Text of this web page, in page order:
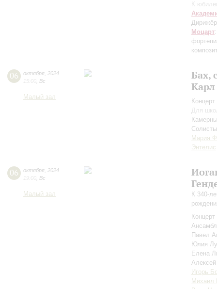
К
Моцарт
06 октября 2024
15:00 Вс
Малый зал
Бах,
Для
Мария
Энтелис
06 октября 2024
19:00 Вс
Малый зал
К 340-
Павел
Юлия
Елена
Игорь
Михаил